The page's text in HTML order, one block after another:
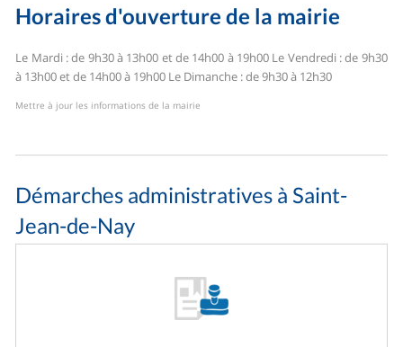
Horaires d'ouverture de la mairie
Le Mardi : de 9h30 à 13h00 et de 14h00 à 19h00 Le Vendredi : de 9h30
à 13h00 et de 14h00 à 19h00 Le Dimanche : de 9h30 à 12h30
Mettre à jour les informations de la mairie
Démarches administratives à Saint-
Jean-de-Nay